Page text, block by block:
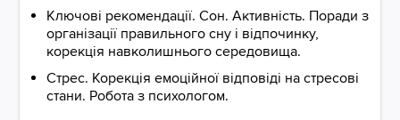
Ключові рекомендації. Сон. Активність. Поради з
організації правильного сну і відпочинку,
корекція навколишнього середовища.
Стрес. Корекція емоційної відповіді на стресові
стани. Робота з психологом.